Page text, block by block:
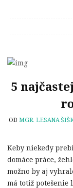
5
OD MGR. LESANA
Keby niekedy
domáce práce,
možno by aj
má totiž potešenie